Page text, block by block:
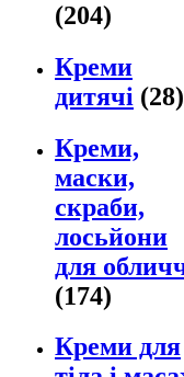
(204)
Креми
дитячі (28)
Креми,
маски,
скраби,
лосьйони
для
(174)
Креми для